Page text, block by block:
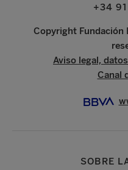
+34
Copyright Fundación
Aviso legal,
Canal
SOBRE